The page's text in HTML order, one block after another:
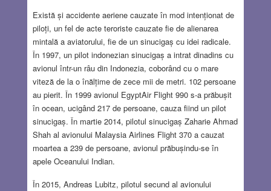
Există și accidente aeriene cauzate în mod intenționat de
piloți, un fel de acte teroriste cauzate fie de alienarea
mintală a aviatorului, fie de un sinucigaș cu idei radicale.
În 1997, un pilot indonezian sinucigaș a intrat dinadins cu
avionul într-un râu din Indonezia, coborând cu o mare
viteză de la o înălțime de zece mii de metri. 102 persoane
au pierit. În 1999 avionul EgyptAir Flight 990 s-a prăbușit
în ocean, ucigând 217 de persoane, cauza fiind un pilot
sinucigaș. În martie 2014, pilotul sinucigaș Zaharie Ahmad
Shah al avionului Malaysia Airlines Flight 370 a cauzat
moartea a 239 de persoane, avionul prăbușindu-se în
apele Oceanului Indian.
În 2015, Andreas Lubitz, pilotul secund al avionului